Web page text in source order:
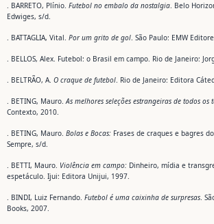
. BARRETO, Plínio. Futebol no embalo da nostalgia. Belo
Edwiges, s/d.
. BATTAGLIA, Vital. Por um grito de gol. São Paulo: EMW
. BELLOS, Alex. Futebol: o Brasil em campo. Rio de Janeiro:
. BELTRÃO, A. O craque de futebol. Rio de Janeiro: Editora
. BETING, Mauro.As melhores seleções estrangeiras de todos os
Contexto, 2010.
. BETING, Mauro. Bolas e Bocas: Frases de craques e bagres
Sempre, s/d.
. BETTI, Mauro. Violência em campo: Dinheiro, mídia e
espetáculo. Ijui: Editora Unijui, 1997.
. BINDI, Luiz Fernando. Futebol é uma caixinha de surpresas.
Books, 2007.